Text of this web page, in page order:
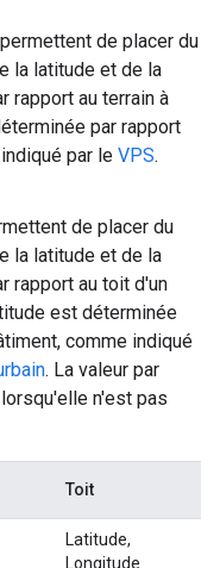
de placer du
la latitude et de la
rapport au terrain à
par rapport
par le VPS.
de placer du
la latitude et de la
rapport au toit d'un
est déterminée
comme indiqué
. La valeur par
n'est pas
Toit
Latitude,
Longitude